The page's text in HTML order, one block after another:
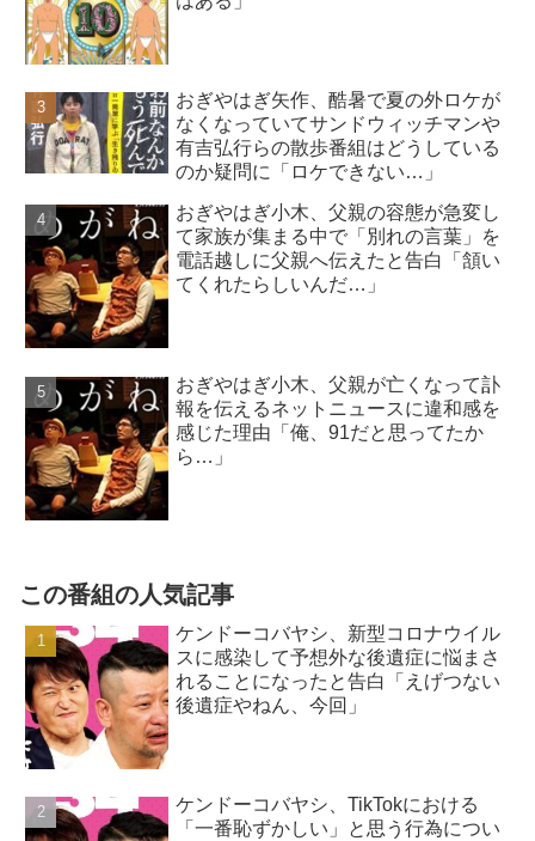
おぎやはぎ矢作、酷暑で夏の外ロケが
なくなっていてサンドウィッチマンや
有吉弘行らの散歩番組はどうしている
のか疑問に「ロケできない…」
おぎやはぎ小木、父親の容態が急変し
て家族が集まる中で「別れの言葉」を
電話越しに父親へ伝えたと告白「頷い
てくれたらしいんだ…」
おぎやはぎ小木、父親が亡くなって訃
報を伝えるネットニュースに違和感を
感じた理由「俺、91だと思ってたか
ら…」
この番組の人気記事
ケンドーコバヤシ、新型コロナウイル
スに感染して予想外な後遺症に悩まさ
れることになったと告白「えげつない
後遺症やねん、今回」
ケンドーコバヤシ、TikTokにおける
「一番恥ずかしい」と思う行為につい